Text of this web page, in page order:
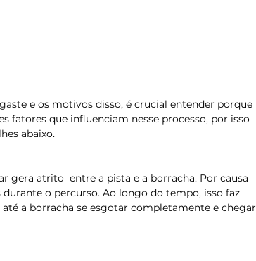
e os motivos disso, é crucial entender porque
fatores que influenciam nesse processo, por isso
abaixo.
gera atrito  entre a pista e a borracha. Por causa
o percurso. Ao longo do tempo, isso faz
a borracha se esgotar completamente e chegar